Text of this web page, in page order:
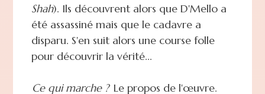
Shah). Ils découvrent alors que D'Mello a
été assassiné mais que le cadavre a
disparu. S'en suit alors une course folle
pour découvrir la vérité...
Ce qui marche ? Le propos de l'œuvre.